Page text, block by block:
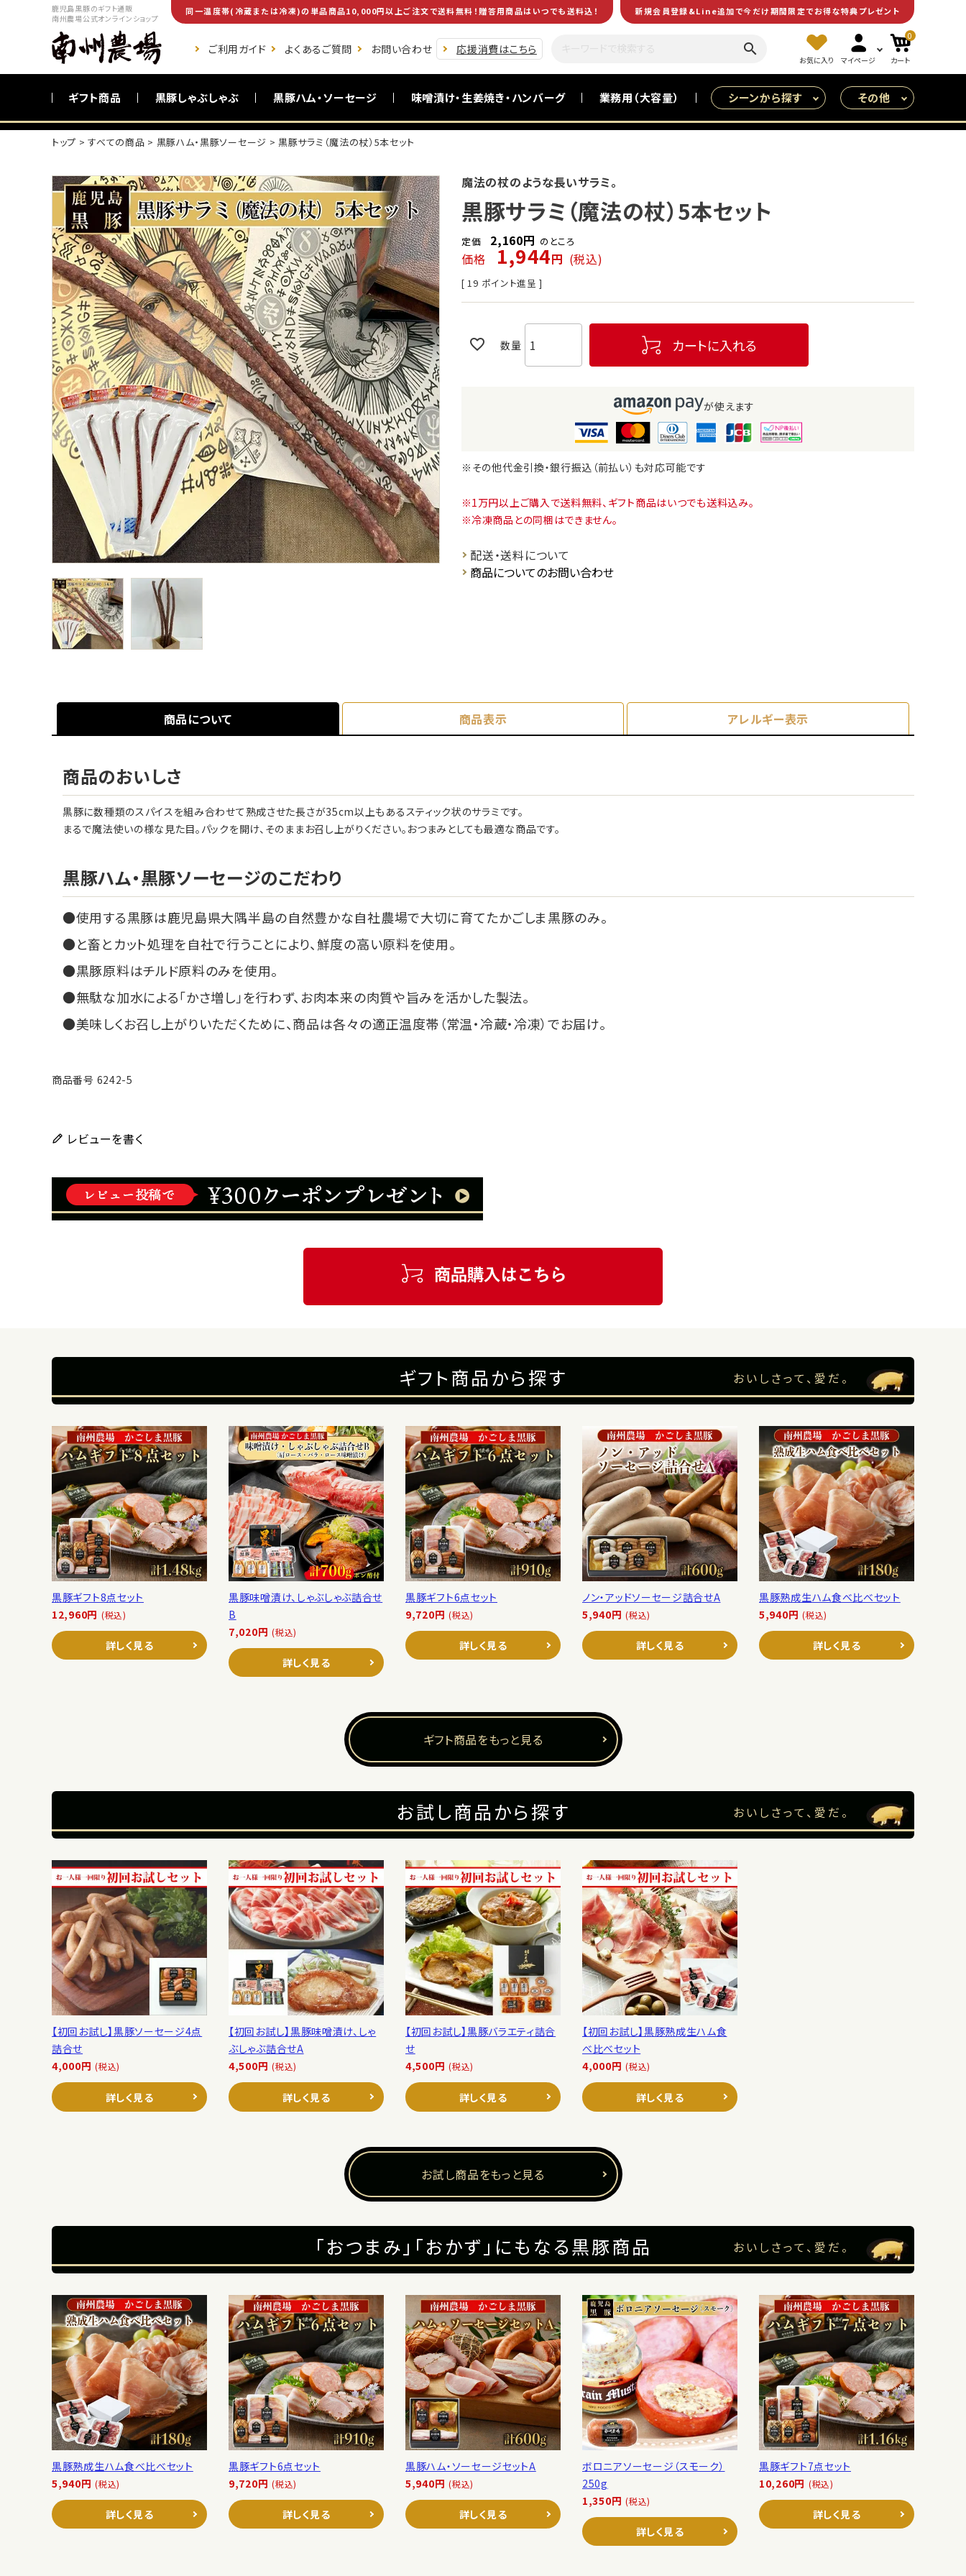
鹿児島黒豚のギフト通販
南州農場公式オンラインショップ
同一温度帯(冷蔵または冷凍)の単品商品10,000円以上ご注文で送料無料！贈答用商品はいつでも送料込！ 新規会員登録&Line追加で今だけ期間限定でお得な特典プレゼント
ご利用ガイド よくあるご質問 お問い合わせ 応援消費はこちら search
お気に入り マイページ
0
カート
ギフト商品 黒豚しゃぶしゃぶ 黒豚ハム・ソーセージ 味噌漬け・生姜焼き・ハンバーグ 業務用（大容量） シーンから探す その他
トップ すべての商品 黒豚ハム・黒豚ソーセージ 黒豚サラミ（魔法の杖）5本セット
魔法の杖のような長いサラミ。
黒豚サラミ（魔法の杖）5本セット
定価 2,160 のところ
価格 1,944 税込
[ 19 ポイント進呈 ]
カートに入れる
が使えます
※その他代金引換・銀行振込（前払い）も対応可能です
1万円以上ご購入で送料無料、ギフト商品はいつでも送料込み。
冷凍商品との同梱はできません。
配送・送料について
商品についてのお問い合わせ
商品について 商品表示 アレルギー表示
商品のおいしさ
黒豚に数種類のスパイスを組み合わせて熟成させた長さが35cm以上もあるスティック状のサラミです。
まるで魔法使いの様な見た目。パックを開け、そのままお召し上がりください。おつまみとしても最適な商品です。
黒豚ハム・黒豚ソーセージのこだわり
使用する黒豚は鹿児島県大隅半島の自然豊かな自社農場で大切に育てたかごしま黒豚のみ。
と畜とカット処理を自社で行うことにより、鮮度の高い原料を使用。
黒豚原料はチルド原料のみを使用。
無駄な加水による「かさ増し」を行わず、お肉本来の肉質や旨みを活かした製法。
美味しくお召し上がりいただくために、商品は各々の適正温度帯（常温・冷蔵・冷凍）でお届け。
商品番号 6242-5
レビューを書く
ギフト商品から探す おいしさって、愛だ。
黒豚ギフト8点セット
12,960円 (税込)
詳しく見る
黒豚味噌漬け、しゃぶしゃぶ詰合せ
B
7,020円 (税込)
詳しく見る
黒豚ギフト6点セット
9,720円 (税込)
詳しく見る
ノン・アッドソーセージ詰合せA
5,940円 (税込)
詳しく見る
黒豚熟成生ハム食べ比べセット
5,940円 (税込)
詳しく見る
ギフト商品をもっと見る
お試し商品から探す おいしさって、愛だ。
【初回お試し】黒豚ソーセージ4点
詰合せ
4,000円 (税込)
詳しく見る
【初回お試し】黒豚味噌漬け、しゃ
ぶしゃぶ詰合せA
4,500円 (税込)
詳しく見る
【初回お試し】黒豚バラエティ詰合
せ
4,500円 (税込)
詳しく見る
【初回お試し】黒豚熟成生ハム食
べ比べセット
4,000円 (税込)
詳しく見る
お試し商品をもっと見る
「おつまみ」「おかず」にもなる黒豚商品 おいしさって、愛だ。
黒豚熟成生ハム食べ比べセット
5,940円 (税込)
詳しく見る
黒豚ギフト6点セット
9,720円 (税込)
詳しく見る
黒豚ハム・ソーセージセットA
5,940円 (税込)
詳しく見る
ボロニアソーセージ（スモーク）
250g
1,350円 (税込)
詳しく見る
黒豚ギフト7点セット
10,260円 (税込)
詳しく見る